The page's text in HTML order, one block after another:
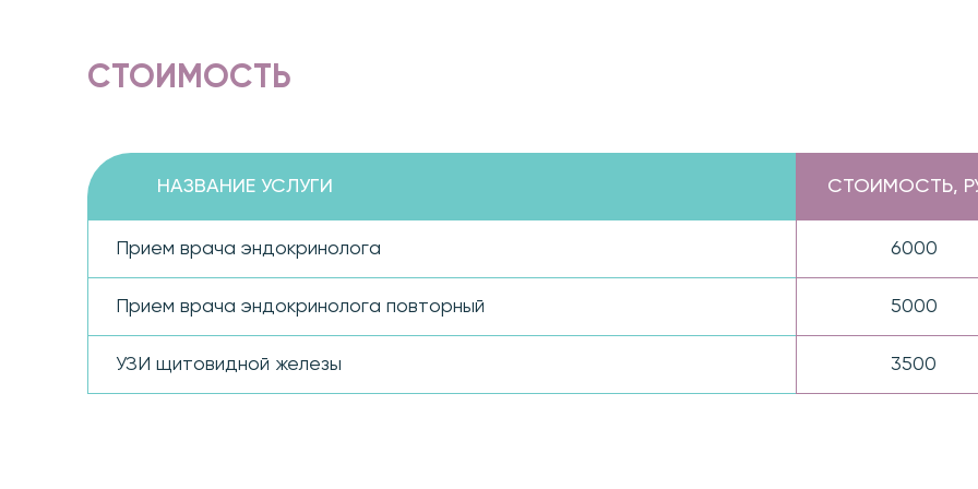
СТОИМОСТЬ
НАЗВАНИЕ УСЛУГИ СТОИМОСТЬ,
Прием врача эндокринолога 6000
Прием врача эндокринолога повторный 5000
УЗИ щитовидной железы 3500